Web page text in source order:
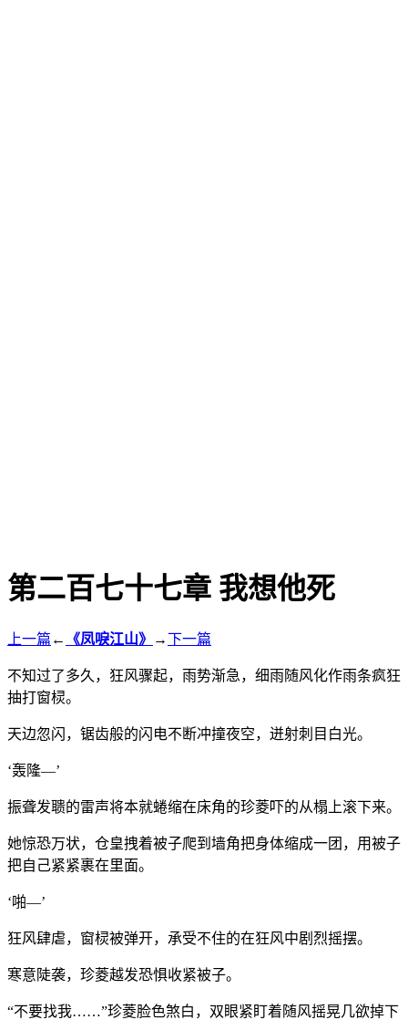
第二百七十七章 我想他死
上一篇 ← 《凤唳江山》 →下一篇
不知过了多久，狂风骤起，雨势渐急，细雨随风化作雨条疯狂
抽打窗棂。
天边忽闪，锯齿般的闪电不断冲撞夜空，迸射刺目白光。
‘轰隆—’
振聋发聩的雷声将本就蜷缩在床角的珍菱吓的从榻上滚下来。
她惊恐万状，仓皇拽着被子爬到墙角把身体缩成一团，用被子
把自己紧紧裹在里面。
‘啪—’
狂风肆虐，窗棂被弹开，承受不住的在狂风中剧烈摇摆。
寒意陡袭，珍菱越发恐惧收紧被子。
“不要找我……”珍菱脸色煞白，双眼紧盯着随风摇晃几欲掉下